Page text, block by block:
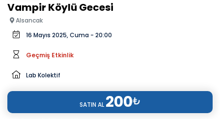
Vampir Köylü Gecesi
Alsancak
16 Mayıs 2025, Cuma - 20:00
Geçmiş Etkinlik
Lab Kolektif
SATIN AL 200₺